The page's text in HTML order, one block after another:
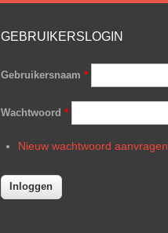
GEBRUIKERSLOGIN
Gebruikersnaam *
Wachtwoord *
Nieuw wachtwoord aanvragen